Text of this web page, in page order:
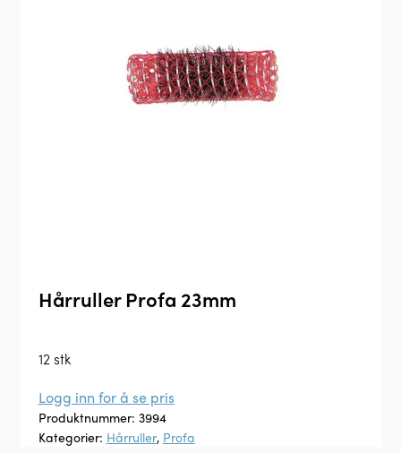
Hårruller Profa 23mm
12 stk
Logg inn for å se pris
Produktnummer: 3994
Kategorier: Hårruller, Profa